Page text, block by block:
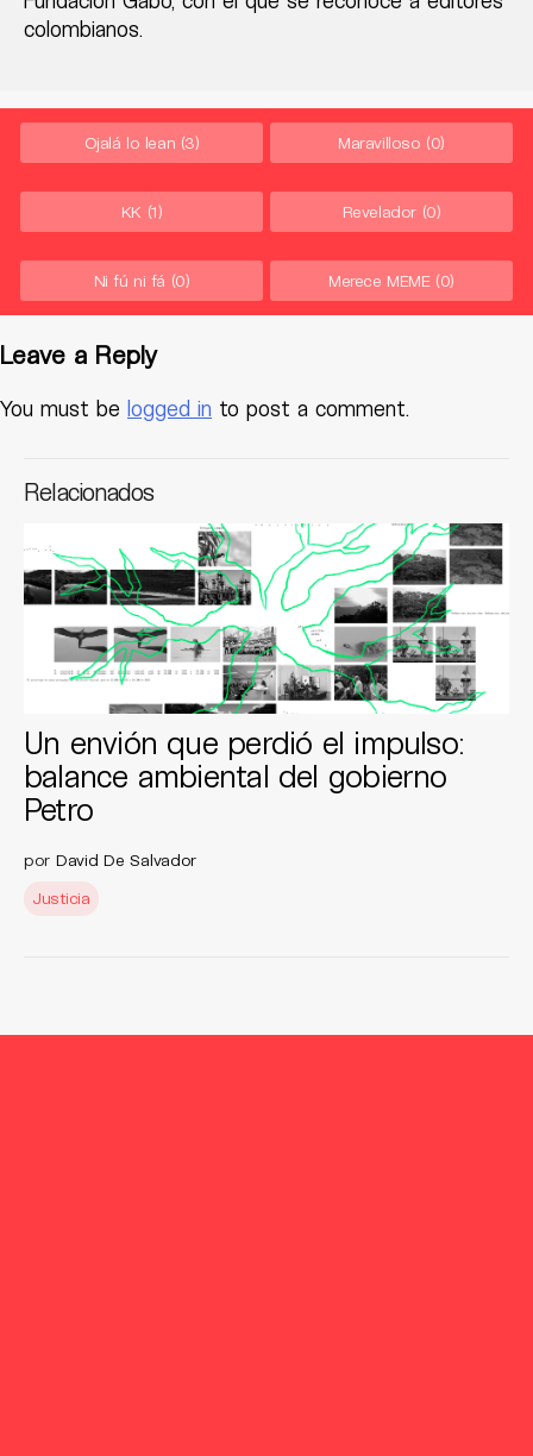
colombianos.
Ojalá lo lean (3) Maravilloso (0)
KK (1) Revelador (0)
Ni fú ni fá (0) Merece MEME (0)
Leave a Reply
You must be logged in to post a comment.
Relacionados
Un envión que perdió el impulso:
balance ambiental del gobierno
Petro
por David De Salvador
Justicia